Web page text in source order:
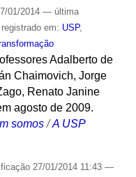
01/2014 — última
em: USP,
Adalberto de
Chaimovich, Jorge
Renato Janine
agosto de 2009.
somos /A USP
27/01/2014 11:43 —